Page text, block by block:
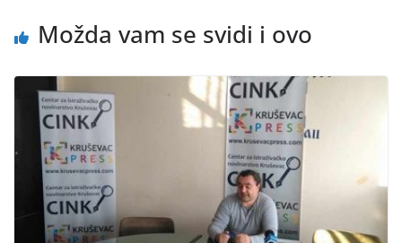
Možda vam se svidi i ovo